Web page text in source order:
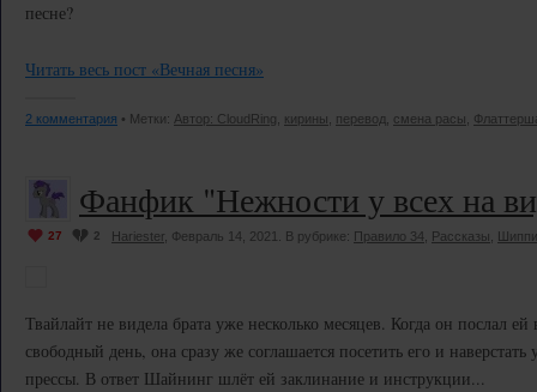
песне?
Читать весь пост «Вечная песня»
2 комментария • Метки: Автор: CloudRing кирины перевод смена расы
Фанфик "Нежности у всех на
27 2 Hariester , Февраль 14, 2021. В рубрике: Правило 34 Рассказы
Твайлайт не видела брата уже несколько месяцев. Когда он послал
свободный день, она сразу же соглашается посетить его и
прессы. В ответ Шайнинг шлёт ей заклинание и инструкции...